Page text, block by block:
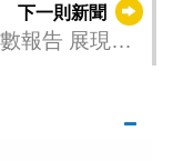
下一則新聞
報告 展現澳